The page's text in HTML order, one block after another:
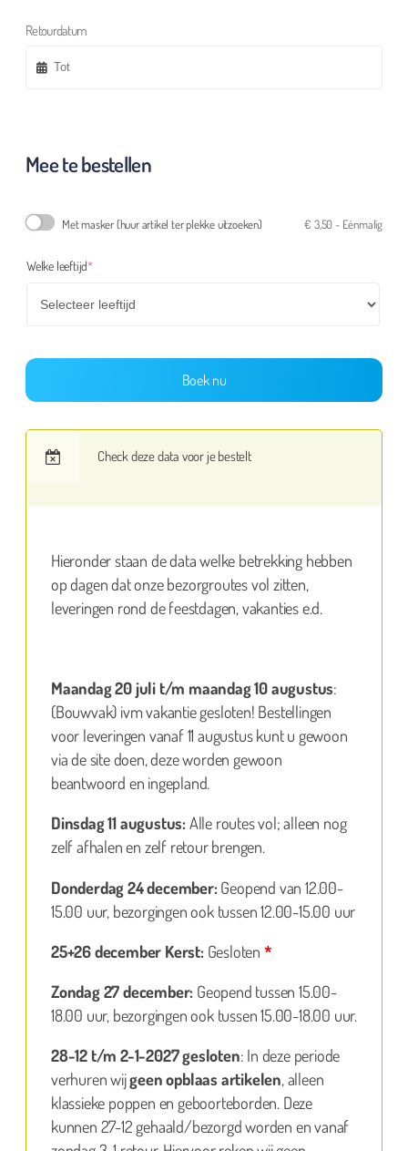
Retourdatum
Mee te bestellen
Met masker (huur artikel ter plekke uitzoeken) € 3,50- Eénmalig
Welke leeftijd*(required)
Boek nu
Check deze data voor je bestelt
Hieronder staan de data welke betrekking hebben
op dagen dat onze bezorgroutes vol zitten,
leveringen rond de feestdagen, vakanties e.d.
Maandag 20 juli t/m maandag 10 augustus:
(Bouwvak) ivm vakantie gesloten! Bestellingen
voor leveringen vanaf 11 augustus kunt u gewoon
via de site doen, deze worden gewoon
beantwoord en ingepland.
Dinsdag 11 augustus:Alle routes vol; alleen nog
zelf afhalen en zelf retour brengen.
Donderdag 24 december:Geopend van 12.00-
15.00 uur, bezorgingen ook tussen 12.00-15.00 uur
25+26 december Kerst:Gesloten *
Zondag 27 december: Geopend tussen 15.00-
18.00 uur, bezorgingen ook tussen 15.00-18.00 uur.
28-12 t/m 2-1-2027 gesloten: In deze periode
verhuren wijgeen opblaas artikelen, alleen
klassieke poppen en geboorteborden. Deze
kunnen 27-12 gehaald/bezorgd worden en vanaf